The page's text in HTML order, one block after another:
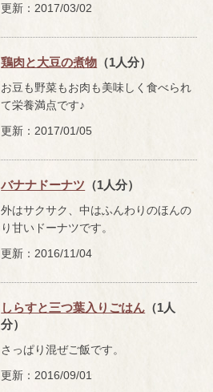
更新：2017/03/02
鶏肉と大豆の煮物 （1人分）
お豆も野菜もお肉も美味しく食べられ
て栄養満点です♪
更新：2017/01/05
バナナドーナツ （1人分）
外はサクサク、中はふんわりのほんの
り甘いドーナツです。
更新：2016/11/04
しらすと三つ葉入りごはん （1人
分）
さっぱり混ぜご飯です。
更新：2016/09/01